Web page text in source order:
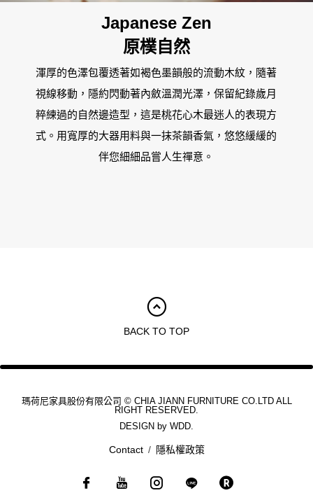
Japanese Zen
原樸自然
渾厚的色澤包覆透著如褐色墨韻般的流動木紋，隨著
視線移動，隱約閃動著內斂溫潤光澤，保留紀錄歲月
粹練過的自然邊造型，這是桃花心木最迷人的表現方
式。用寬厚的大器用料與一抹茶韻香氣，悠悠緩緩的
伴您細細品嘗人生禪意。
BACK TO TOP
瑪荷尼家具股份有限公司 © CHIA JIANN FURNITURE CO.LTD ALL
RIGHT RESERVED.
DESIGN by WDD.
Contact 隱私權政策